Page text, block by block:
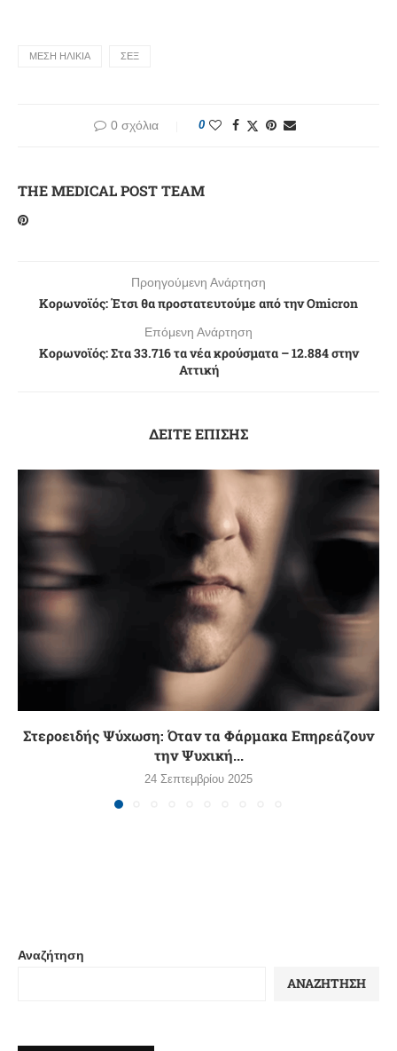
ΜΕΣΗ ΗΛΙΚΙΑ ΣΕΞ
0 σχόλια 0
THE MEDICAL POST TEAM
Προηγούμενη Ανάρτηση
Κορωνοϊός: Έτσι θα προστατευτούμε από την Omicron
Επόμενη Ανάρτηση
Κορωνοϊός: Στα 33.716 τα νέα κρούσματα – 12.884 στην
Αττική
ΔΕΙΤΕ ΕΠΙΣΗΣ
Στεροειδής Ψύχωση: Όταν τα Φάρμακα Επηρεάζουν
την Ψυχική...
24 Σεπτεμβρίου 2025
Αναζήτηση
ΑΝΑΖΉΤΗΣΗ